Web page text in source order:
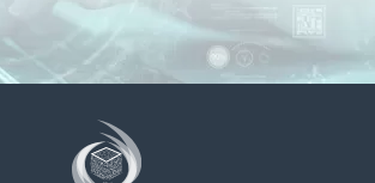
غير راض للغاية راض